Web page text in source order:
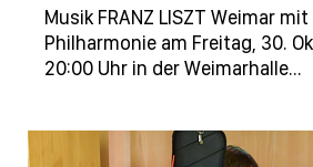
Musik FRANZ LISZT Weimar
Philharmonie am Freitag, 30.
20:00 Uhr in der Weimarhalle…